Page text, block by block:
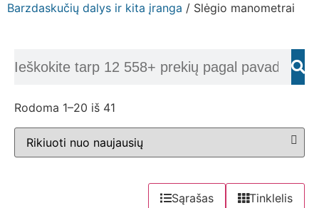
Barzdaskučių dalys ir kita įranga / Slėgio manometrai
Rodoma 1–20 iš 41
Sąrašas Tinklelis